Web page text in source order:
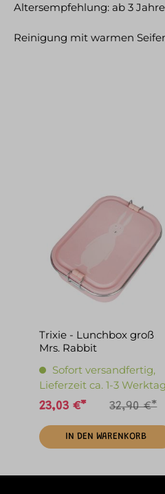
Altersempfehlung: ab 3 Jahre
Reinigung mit warmen
Trixie - Lunchbox groß
Mrs. Rabbit
Sofort versandfertig,
Lieferzeit ca. 1-3
23,03 €* 32,90 €*
IN DEN WARENKORB